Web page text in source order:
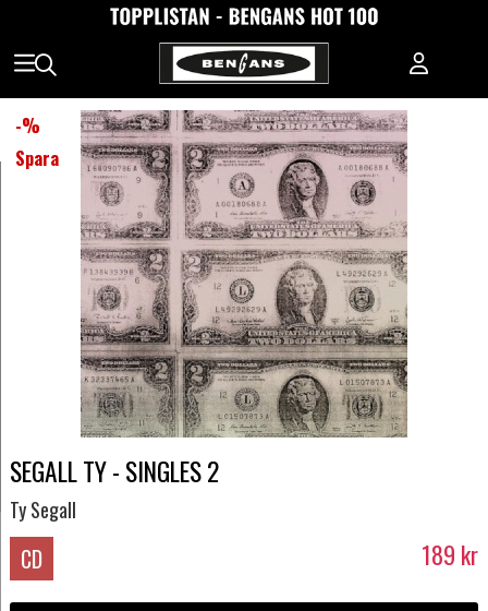
-%
Spara
SEGALL TY - SINGLES 2
Ty Segall
CD 189 kr